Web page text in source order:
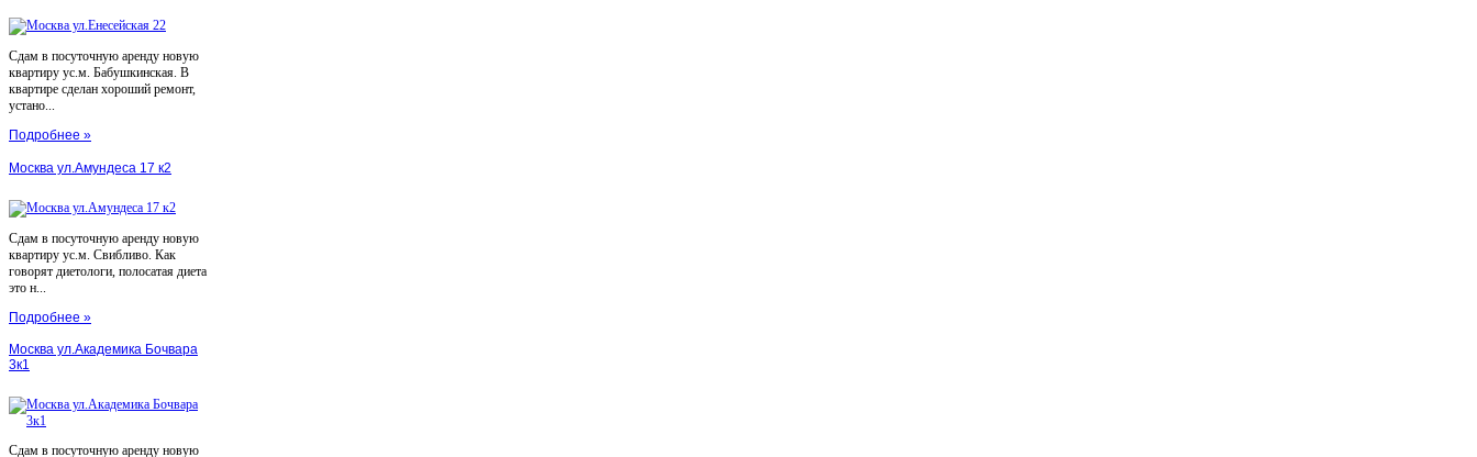
Сдам в посуточную аренду новую
квартиру ус.м. Бабушкинская. В
квартире сделан хороший ремонт,
устано...
Подробнее »
Москва ул.Амундеса 17 к2
Сдам в посуточную аренду новую
квартиру ус.м. Свибливо. Как
говорят диетологи, полосатая диета
это н...
Подробнее »
Москва ул.Академика Бочвара
3к1
Сдам в посуточную аренду новую